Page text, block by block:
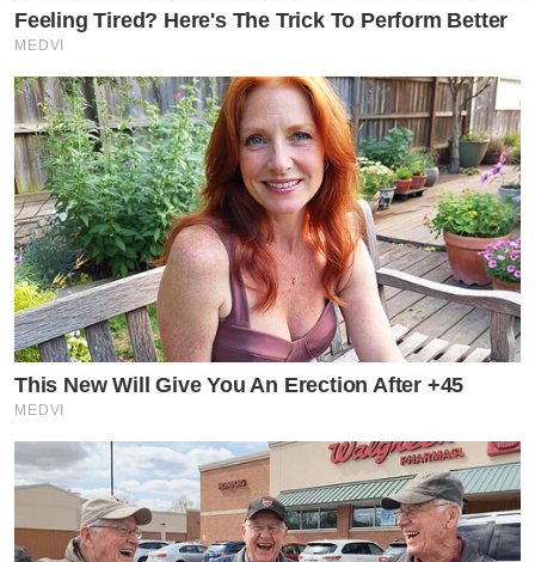
Feeling Tired? Here's The Trick To Perform Better
MEDVI
This New Will Give You An Erection After +45
MEDVI